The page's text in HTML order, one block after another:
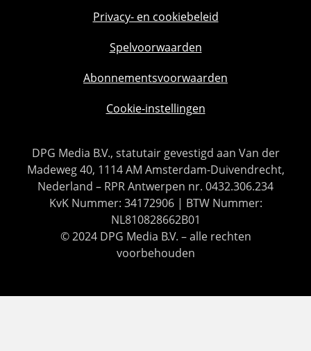
Privacy- en cookiebeleid
Spelvoorwaarden
Abonnementsvoorwaarden
Cookie-instellingen
DPG Media B.V., statutair gevestigd aan Van der
Madeweg 40, 1114 AM Amsterdam-Duivendrecht,
Nederland – RPR Antwerpen nr. 0432.306.234
KvK Nummer: 34172906 | BTW Nummer:
NL810828662B01
© 2024 DPG Media B.V. – alle rechten
voorbehouden